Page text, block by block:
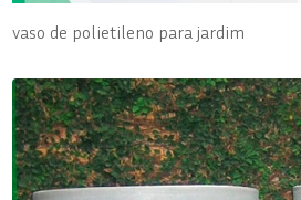
vaso de polietileno para jardim